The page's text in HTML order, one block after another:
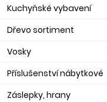
Kuchyňské vybavení
Dřevo sortiment
Vosky
Příslušenství nábytkové
Záslepky, hrany